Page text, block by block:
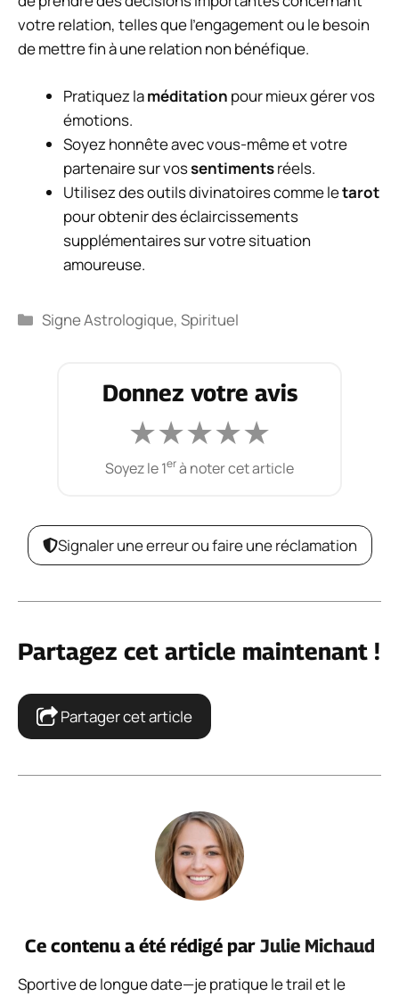
votre relation, telles que l’engagement ou le besoin
de mettre fin à une relation non bénéfique.
Pratiquez laméditation pour mieux gérer vos
émotions.
Soyez honnête avec vous-même et votre
partenaire sur vossentimentsréels.
Utilisez des outils divinatoires comme letarot
pour obtenir des éclaircissements
supplémentaires sur votre situation
amoureuse.
Catégories
Signe Astrologique,Spirituel
Donnez votre avis
★★★★★
Soyez le 1erà noter cet article
Signaler une erreur ou faire une réclamation
Partagez cet article maintenant !
Partager cet article
Ce contenu a été rédigé par Julie Michaud
Sportive de longue date—je pratique le trail et le